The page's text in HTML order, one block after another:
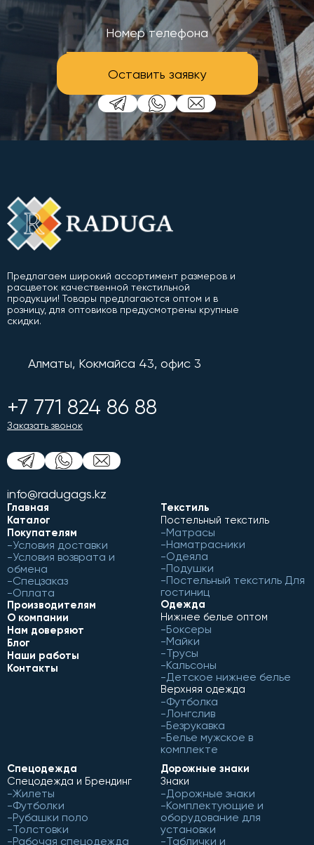
Оставить заявку
Предлагаем широкий ассортимент размеров и
расцветок качественной текстильной
продукции! Товары предлагаются оптом и в
розницу, для оптовиков предусмотрены крупные
скидки.
Алматы, Кокмайса 43, офис 3
+7 771 824 86 88
Заказать звонок
info@radugags.kz
Главная
Каталог
Покупателям
Условия доставки
Условия возврата и
обмена
Спецзаказ
Оплата
Производителям
О компании
Нам доверяют
Блог
Наши работы
Контакты
Текстиль
Постельный текстиль
Матрасы
Наматрасники
Одеяла
Подушки
Постельный текстиль Для
гостиниц
Одежда
Нижнее белье оптом
Боксеры
Майки
Трусы
Кальсоны
Детское нижнее белье
Верхняя одежда
Футболка
Лонгслив
Безрукавка
Белье мужское в
комплекте
Спецодежда
Спецодежда и Брендинг
Жилеты
Футболки
Рубашки поло
Толстовки
Рабочая спецодежда
Дорожные знаки
Знаки
Дорожные знаки
Комплектующие и
оборудование для
установки
Таблички и